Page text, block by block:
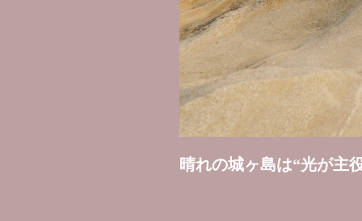
晴れの城ヶ島は“光が主